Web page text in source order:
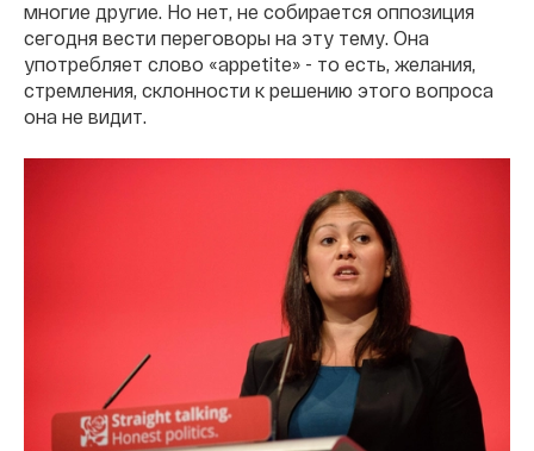
многие другие. Но нет, не собирается оппозиция
сегодня вести переговоры на эту тему. Она
употребляет слово «appetite» - то есть, желания,
стремления, склонности к решению этого вопроса
она не видит.